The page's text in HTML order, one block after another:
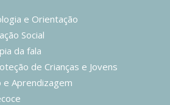
e Orientação
Social
da fala
de Crianças e Jovens
e Aprendizagem